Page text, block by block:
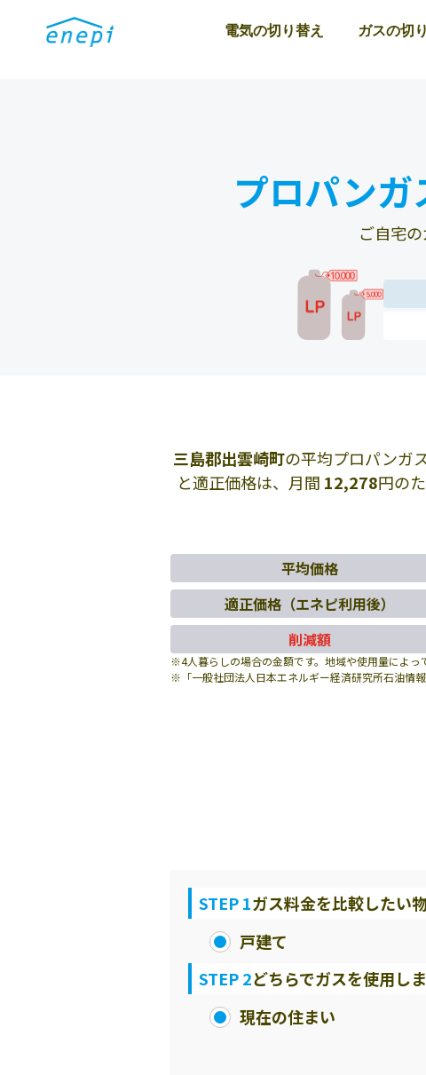
電気の切り替え ガスの切
プロパンガ
ご自宅
三島郡出雲崎町の平均プロパンガ
と適正価格は、月間 12,278円の
平均価格
適正価格（エネピ利用後）
削減額
※4人暮らしの場合の金額です。地域や使用量によっ
※「一般社団法人日本エネルギー経済研究所石油情
STEP 1ガス料金を比較したい
戸建て
STEP 2どちらでガスを使用し
現在の住まい